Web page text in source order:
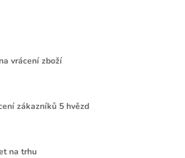
vrácení zboží
zákazníků 5 hvězd
na trhu